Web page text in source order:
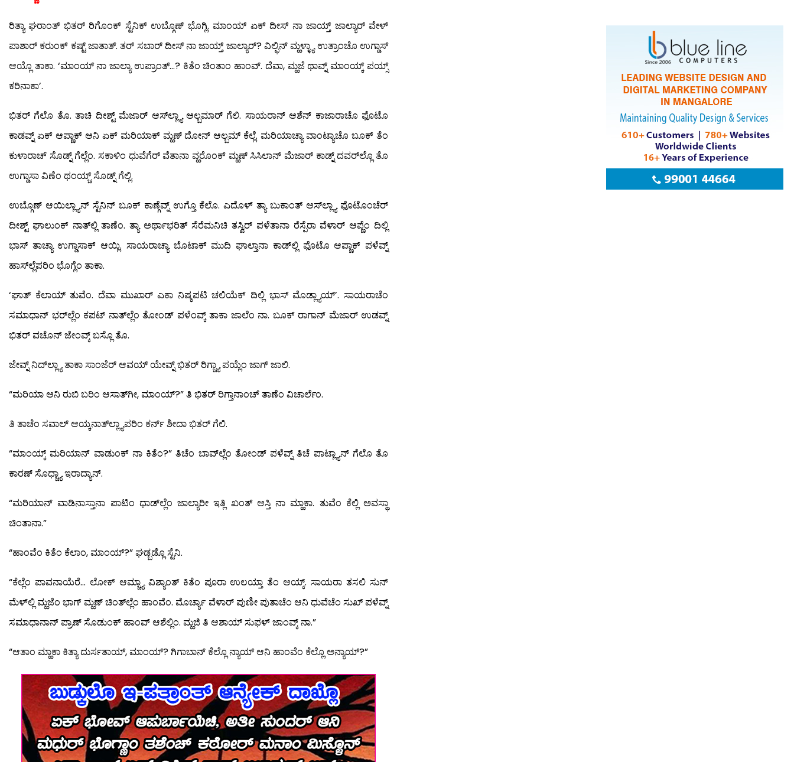
ರಿತ್ಯಾ ಘರಾಂತ್ ಭಿತರ್ ರಿಗೊಂಕ್ ಸ್ಟೆನಿಕ್ ಉಬ್ಗೊಣ್ ಭೊಗ್ಲಿ. ಮಾಂಯ್ ಏಕ್ ದೀಸ್ ನಾ ಜಾಯ್ತ್ ಜಾಲ್ಯಾರ್ ವೇಳ್
ಪಾಶಾರ್ ಕರುಂಕ್ ಕಷ್ಟ್ ಜಾತಾತ್. ತರ್ ಸಬಾರ್ ದೀಸ್ ನಾ ಜಾಯ್ತ್ ಜಾಲ್ಯಾರ್? ವಿಲ್ಫಿನ್ ಮ್ಹಳ್ಳ್ಯಾ ಉತ್ರಾಂಚೊ ಉಗ್ಡಾಸ್
ಆಯ್ಲೊ ತಾಕಾ. ‘ಮಾಂಯ್ ನಾ ಜಾಲ್ಯಾ ಉಪ್ರಾಂತ್…? ಕಿತೆಂ ಚಿಂತಾಂ ಹಾಂವ್. ದೆವಾ, ಮ್ಹಜೆ ಥಾವ್ನ್ ಮಾಂಯ್ಕ್ ಪಯ್ಸ್
ಕರಿನಾಕಾ’.
ಭಿತರ್ ಗೆಲೊ ತೊ. ತಾಚಿ ದೀಶ್ಟ್ ಮೆಜಾರ್ ಆಸ್‍ಲ್ಲ್ಯಾ ಆಲ್ಬಮಾರ್ ಗೆಲಿ. ಸಾಯರಾನ್ ಆಶೆನ್ ಕಾಜಾರಾಚೊ ಫೊಟೊ
ಕಾಡವ್ನ್ ಏಕ್ ಆಪ್ಣಾಕ್ ಆನಿ ಏಕ್ ಮರಿಯಾಕ್ ಮ್ಹಣ್ ದೋನ್ ಆಲ್ಬಮ್ ಕೆಲ್ಲೆ. ಮರಿಯಾಚ್ಯಾ ವಾಂಟ್ಯಾಚೊ ಬೂಕ್ ತೆಂ
ಕುಳಾರಾಚ್ ಸೊಡ್ನ್ ಗೆಲ್ಲೆಂ. ಸಕಾಳಿಂ ಧುವೆಗೆರ್ ವೆತಾನಾ ವ್ಹರೊಂಕ್ ಮ್ಹಣ್ ಸಿಸಿಲಾನ್ ಮೆಜಾರ್ ಕಾಡ್ನ್ ದವರ್‌ಲ್ಲೊ ತೊ
ಉಗ್ಡಾಸಾ ವಿಣೆಂ ಥಂಯ್ಚ್ ಸೊಡ್ನ್ ಗೆಲ್ಲಿ.
ಉಬ್ಗೊಣ್ ಆಯಿಲ್ಲ್ಯಾನ್ ಸ್ಟೆನಿನ್ ಬೂಕ್ ಕಾಣ್ಗೆವ್ನ್ ಉಗ್ತೊ ಕೆಲೊ. ಎದೊಳ್ ತ್ಯಾ ಬುಕಾಂತ್ ಆಸ್‍ಲ್ಲ್ಯಾ ಫೊಟೊಂಚೆರ್
ದೀಶ್ಟ್ ಘಾಲುಂಕ್ ನಾತ್‍ಲ್ಲಿ ತಾಣೆಂ. ತ್ಯಾ ಅರ್ಥಾಭರಿತ್ ಸೆರೆಮನಿಚಿ ತಸ್ವಿರ್ ಪಳೆತಾನಾ ರೆಸ್ಪೆರಾ ವೆಳಾರ್ ಆಪ್ಣೆಂ ದಿಲ್ಲಿ
ಭಾಸ್ ತಾಚ್ಯಾ ಉಗ್ಡಾಸಾಕ್ ಆಯ್ಲಿ. ಸಾಯರಾಚ್ಯಾ ಬೊಟಾಕ್ ಮುದಿ ಘಾಲ್ತಾನಾ ಕಾಡ್‍ಲ್ಲಿ ಫೊಟೊ ಆಪ್ಣಾಕ್ ಪಳೆವ್ನ್
ಹಾಸ್‍ಲ್ಲೆಪರಿಂ ಭೊಗ್ಲೆಂ ತಾಕಾ.
‘ಘಾತ್ ಕೆಲಾಯ್ ತುವೆಂ. ದೆವಾ ಮುಖಾರ್ ಎಕಾ ನಿಷ್ಕಪಟಿ ಚಲಿಯೆಕ್ ದಿಲ್ಲಿ ಭಾಸ್ ಮೊಡ್ಲ್ಯಾಯ್’. ಸಾಯರಾಚೆಂ
ಸಮಾಧಾನ್ ಭರ್‌ಲ್ಲೆಂ ಕಪಟ್ ನಾತ್‍ಲ್ಲೆಂ ತೋಂಡ್ ಪಳೆಂವ್ಕ್ ತಾಕಾ ಜಾಲೆಂ ನಾ. ಬೂಕ್ ರಾಗಾನ್ ಮೆಜಾರ್ ಉಡವ್ನ್
ಭಿತರ್ ವಚೊನ್ ಜೇಂವ್ಕ್ ಬಸ್ಲೊ ತೊ.
ಜೇವ್ನ್ ನಿದ್‍ಲ್ಲ್ಯಾ ತಾಕಾ ಸಾಂಜೆರ್ ಆವಯ್ ಯೇವ್ನ್ ಭಿತರ್ ರಿಗ್ಚ್ಯಾ ಪಯ್ಲೆಂ ಜಾಗ್ ಜಾಲಿ.
“ಮರಿಯಾ ಆನಿ ರುಬಿ ಬರಿಂ ಆಸಾತ್‍ಗೀ, ಮಾಂಯ್?” ತಿ ಭಿತರ್ ರಿಗ್ತಾನಾಂಚ್ ತಾಣೆಂ ವಿಚಾರ್ಲೆಂ.
ತಿ ತಾಚೆಂ ಸವಾಲ್ ಆಯ್ಕನಾತ್‍ಲ್ಲ್ಯಾಪರಿಂ ಕರ್ನ್ ಶೀದಾ ಭಿತರ್ ಗೆಲಿ.
“ಮಾಂಯ್ಕ್ ಮರಿಯಾನ್ ವಾಡುಂಕ್ ನಾ ಕಿತೆಂ?” ತಿಚೆಂ ಬಾವ್‍ಲ್ಲೆಂ ತೋಂಡ್ ಪಳೆವ್ನ್ ತಿಚೆ ಪಾಟ್ಲ್ಯಾನ್ ಗೆಲೊ ತೊ
ಕಾರಣ್ ಸೊಧ್ಚ್ಯಾ ಇರಾದ್ಯಾನ್.
“ಮರಿಯಾನ್ ವಾಡಿನಾಸ್ತಾನಾ ಪಾಟಿಂ ಧಾಡ್‍ಲ್ಲೆಂ ಜಾಲ್ಯಾರೀ ಇತ್ಲಿ ಖಂತ್ ಆಸ್ತಿ ನಾ ಮ್ಹಾಕಾ. ತುವೆಂ ಕೆಲ್ಲಿ ಅವಸ್ಥಾ
ಚಿಂತಾನಾ.”
“ಹಾಂವೆಂ ಕಿತೆಂ ಕೆಲಾಂ, ಮಾಂಯ್?” ಘಡ್ಬಡ್ಲೊ ಸ್ಟೆನಿ.
“ಕೆಲ್ಲೆಂ ಪಾವನಾಯೆರೆ… ಲೋಕ್ ಆಮ್ಚ್ಯಾ ವಿಶ್ಯಾಂತ್ ಕಿತೆಂ ಪೂರಾ ಉಲಯ್ತಾ ತೆಂ ಆಯ್ಕ್. ಸಾಯರಾ ತಸಲಿ ಸುನ್
ಮೆಳ್‍ಲ್ಲಿ ಮ್ಹಜೆಂ ಭಾಗ್ ಮ್ಹಣ್ ಚಿಂತ್‍ಲ್ಲೆಂ ಹಾಂವೆಂ. ಮೊರ್ಚ್ಯಾ ವೆಳಾರ್ ಪುಣೀ ಪುತಾಚೆಂ ಆನಿ ಧುವೆಚೆಂ ಸುಖ್ ಪಳೆವ್ನ್
ಸಮಾಧಾನಾನ್ ಪ್ರಾಣ್ ಸೊಡುಂಕ್ ಹಾಂವ್ ಆಶೆಲ್ಲಿಂ. ಮ್ಹಜಿ ತಿ ಆಶಾಯ್ ಸುಫಳ್ ಜಾಂವ್ಕ್ ನಾ.”
“ಆತಾಂ ಮ್ಹಾಕಾ ಕಿತ್ಯಾ ದುರ್ಸತಾಯ್, ಮಾಂಯ್? ಗಿಗಾಬಾನ್ ಕೆಲ್ಲೊ ನ್ಯಾಯ್ ಆನಿ ಹಾಂವೆಂ ಕೆಲ್ಲೊ ಅನ್ಯಾಯ್?”